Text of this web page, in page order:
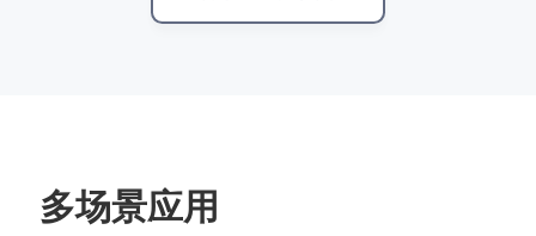
多场景应用